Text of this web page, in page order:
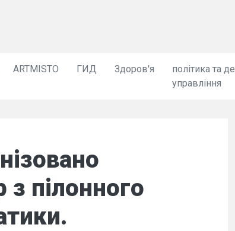
ARTMISTO ГИД Здоров'я
політика та
управління
з пілонного